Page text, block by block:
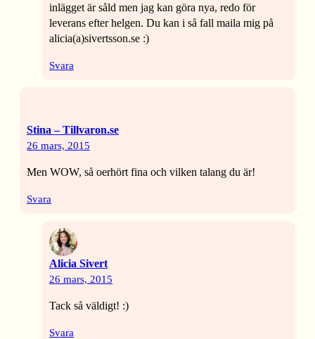
inlägget är såld men jag kan göra nya, redo för
leverans efter helgen. Du kan i så fall maila mig på
alicia(a)sivertsson.se :)
Svara
Stina – Tillvaron.se
26 mars, 2015
Men WOW, så oerhört fina och vilken talang du är!
Svara
Alicia Sivert
26 mars, 2015
Tack så väldigt! :)
Svara